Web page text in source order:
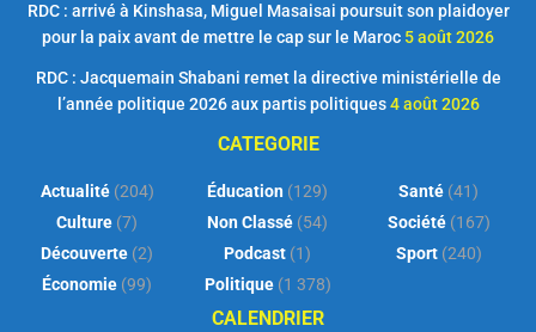
RDC : arrivé à Kinshasa, Miguel Masaisai poursuit son plaidoyer
pour la paix avant de mettre le cap sur le Maroc 5 août 2026
RDC : Jacquemain Shabani remet la directive ministérielle de
l’année politique 2026 aux partis politiques 4 août 2026
CATEGORIE
Actualité(204)
Culture (7)
Découverte (2)
Économie (99)
Éducation (129)
Non Classé (54)
Podcast (1)
Politique(1 378)
Santé (41)
Société(167)
Sport(240)
CALENDRIER